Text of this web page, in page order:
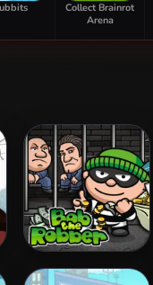
Collect Brainrot
Arena
Bob The Robber